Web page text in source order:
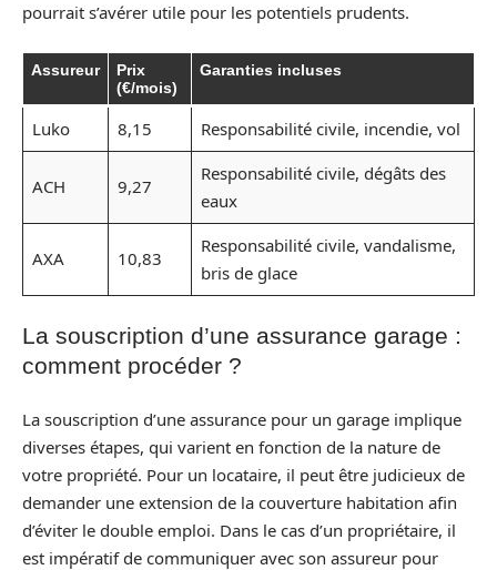
pourrait s’avérer utile pour les potentiels prudents.
Assureur
Prix
(€/mois)
Garanties incluses
Luko 8,15 Responsabilité civile, incendie, vol
ACH 9,27
Responsabilité civile, dégâts des
eaux
AXA 10,83
Responsabilité civile, vandalisme,
bris de glace
La souscription d’une assurance garage :
comment procéder ?
La souscription d’une assurance pour un garage implique
diverses étapes, qui varient en fonction de la nature de
votre propriété. Pour un locataire, il peut être judicieux de
demander une extension de la couverture habitation afin
d’éviter le double emploi. Dans le cas d’un propriétaire, il
est impératif de communiquer avec son assureur pour